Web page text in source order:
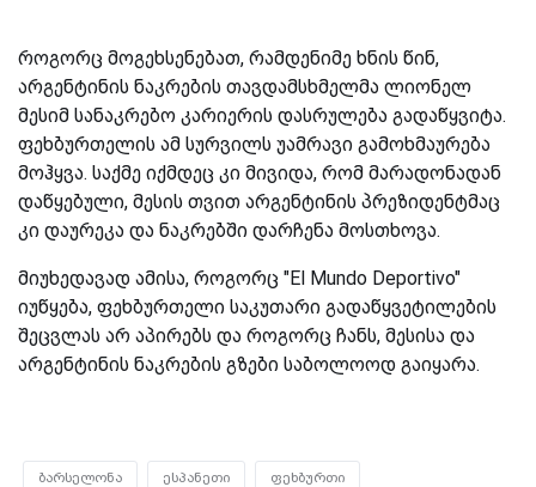
როგორც მოგეხსენებათ, რამდენიმე ხნის წინ,
არგენტინის ნაკრების თავდამსხმელმა ლიონელ
მესიმ სანაკრებო კარიერის დასრულება გადაწყვიტა.
ფეხბურთელის ამ სურვილს უამრავი გამოხმაურება
მოჰყვა. საქმე იქმდეც კი მივიდა, რომ მარადონადან
დაწყებული, მესის თვით არგენტინის პრეზიდენტმაც
კი დაურეკა და ნაკრებში დარჩენა მოსთხოვა.
მიუხედავად ამისა, როგორც "El Mundo Deportivo"
იუწყება, ფეხბურთელი საკუთარი გადაწყვეტილების
შეცვლას არ აპირებს და როგორც ჩანს, მესისა და
არგენტინის ნაკრების გზები საბოლოოდ გაიყარა.
ბარსელონა ესპანეთი ფეხბურთი